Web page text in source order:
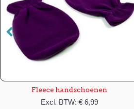
Fleece handschoenen
Excl. BTW: € 6,99